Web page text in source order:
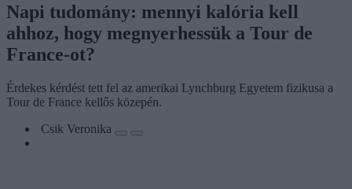
Napi tudomány: mennyi kalória kell
ahhoz, hogy megnyerhessük a Tour de
France-ot?
Érdekes kérdést tett fel az amerikai Lynchburg Egyetem fizikusa a
Tour de France kellős közepén.
Csik Veronika